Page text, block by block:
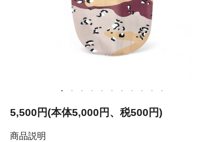
5,500円(本体5,000円、税500円)
商品説明